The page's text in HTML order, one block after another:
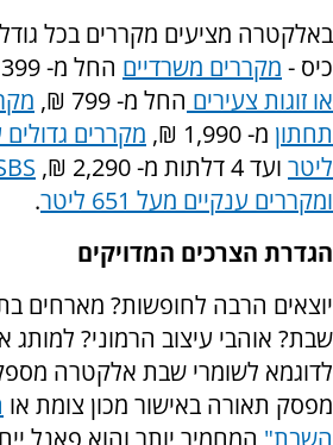
באלקטרה מציעים מקררים בכל
כיס - מקררים משרדיים החל מ- 399 ₪,
או זוגות צעירים החל מ- 799 ₪,
תחתון מ- 1,990 ₪,
ליטר ועד 4 דלתות מ- 2,290 ₪,
ומקררים ענקיים מעל 651 ליטר
.
הגדרת הצרכים המדויקים
יוצאים הרבה לחופשות? מארחים
שבת? אוהבי עיצוב הרמוני?
לדוגמא לשומרי שבת אלקטרה
מפסק תאורה באישור מכון צומת או